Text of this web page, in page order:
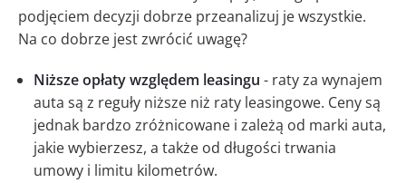
podjęciem decyzji dobrze przeanalizuj je wszystkie.
Na co dobrze jest zwrócić uwagę?
Niższe opłaty względem leasingu - raty za wynajem
auta są z reguły niższe niż raty leasingowe. Ceny są
jednak bardzo zróżnicowane i zależą od marki auta,
jakie wybierzesz, a także od długości trwania
umowy i limitu kilometrów.